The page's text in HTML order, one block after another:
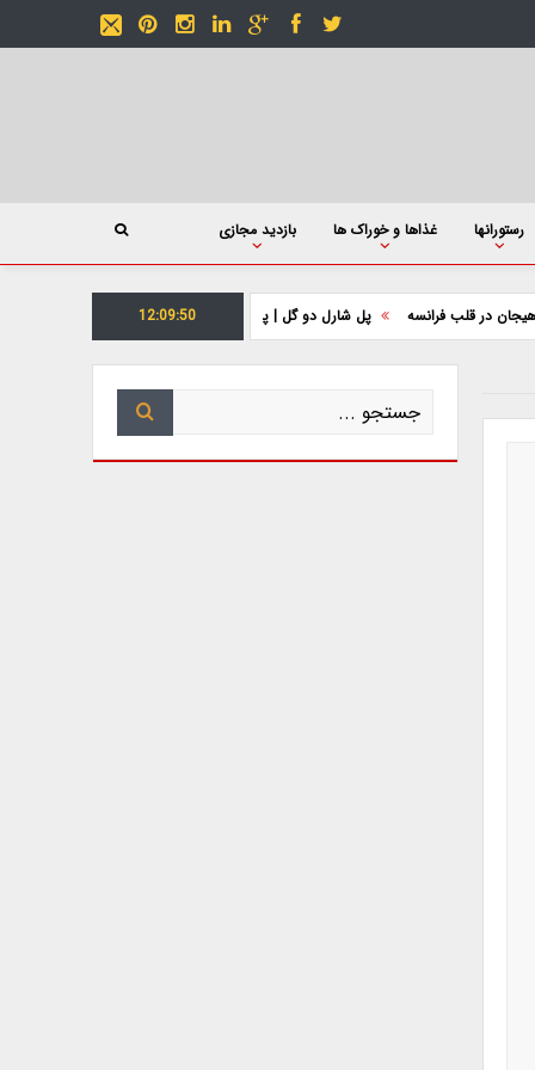
رستورانها غذاها و خوراک ها بازدید مجازی
فرانسه پل شارل دو گل | پلی مدرن در قلب پاریس پل الکساندر سوم | شکوه12:09:51